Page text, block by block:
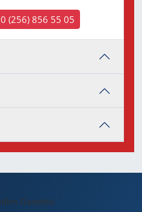
0 (256) 856 55 05